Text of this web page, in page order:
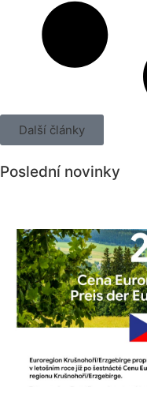
Další články
Poslední novinky